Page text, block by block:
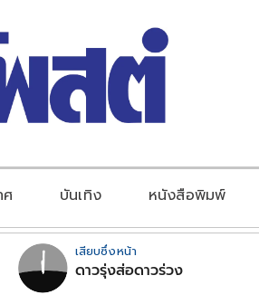
ศ บันเทิง หนังสือพิมพ์
เสียบซึ่งหน้า
ดาวรุ่งส่อดาวร่วง